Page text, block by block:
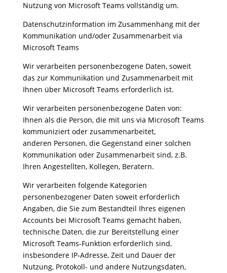
Nutzung von Microsoft Teams vollständig um.
Datenschutzinformation im Zusammenhang mit der
Kommunikation und/oder Zusammenarbeit via
Microsoft Teams
Wir verarbeiten personenbezogene Daten, soweit
das zur Kommunikation und Zusammenarbeit mit
Ihnen über Microsoft Teams erforderlich ist.
Wir verarbeiten personenbezogene Daten von:
Ihnen als die Person, die mit uns via Microsoft Teams
kommuniziert oder zusammenarbeitet,
anderen Personen, die Gegenstand einer solchen
Kommunikation oder Zusammenarbeit sind, z.B.
Ihren Angestellten, Kollegen, Beratern.
Wir verarbeiten folgende Kategorien
personenbezogener Daten soweit erforderlich
Angaben, die Sie zum Bestandteil Ihres eigenen
Accounts bei Microsoft Teams gemacht haben,
technische Daten, die zur Bereitstellung einer
Microsoft Teams-Funktion erforderlich sind,
insbesondere IP-Adresse, Zeit und Dauer der
Nutzung, Protokoll- und andere Nutzungsdaten,